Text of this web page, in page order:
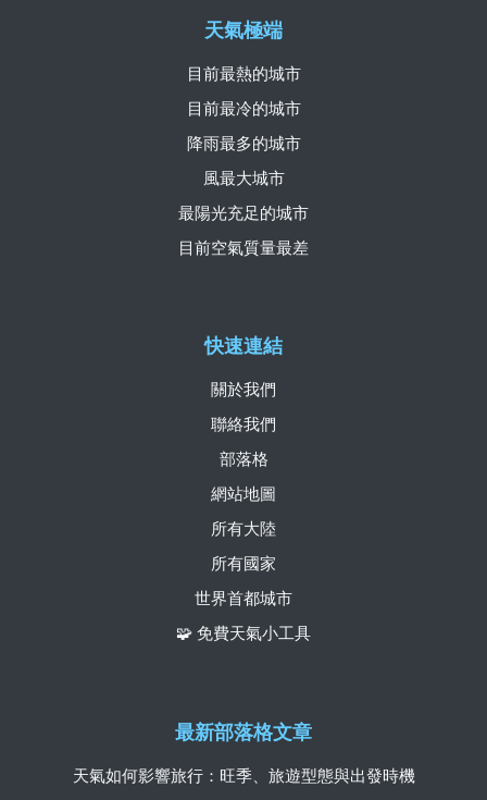
快速連結
關於我們
聯絡我們
部落格
網站地圖
所有大陸
所有國家
世界首都城市
🧩 免費天氣小工具
天氣極端
目前最熱的城市
目前最冷的城市
降雨最多的城市
風最大城市
最陽光充足的城市
目前空氣質量最差
最新部落格文章
天氣如何影響旅行：旺季、旅遊型態與出發時機